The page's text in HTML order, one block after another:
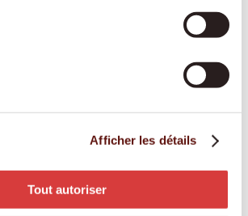
Afficher les détails
Tout autoriser
des repas :
alimentation
:
aide à la toilette, à l'habillage et
soient suivis correctement et à
en cas de démence ou de
spécialisé et bienveillant face